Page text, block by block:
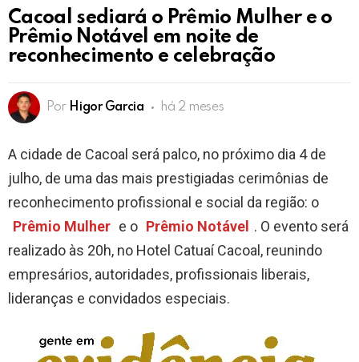
Cacoal sediará o Prêmio Mulher e o
Prêmio Notável em noite de
reconhecimento e celebração
Por Higor Garcia há 2 meses
A cidade de Cacoal será palco, no próximo dia 4 de
julho, de uma das mais prestigiadas cerimônias de
reconhecimento profissional e social da região: o
Prêmio Mulher e o Prêmio Notável . O evento será
realizado às 20h, no Hotel Catuaí Cacoal, reunindo
empresários, autoridades, profissionais liberais,
lideranças e convidados especiais.